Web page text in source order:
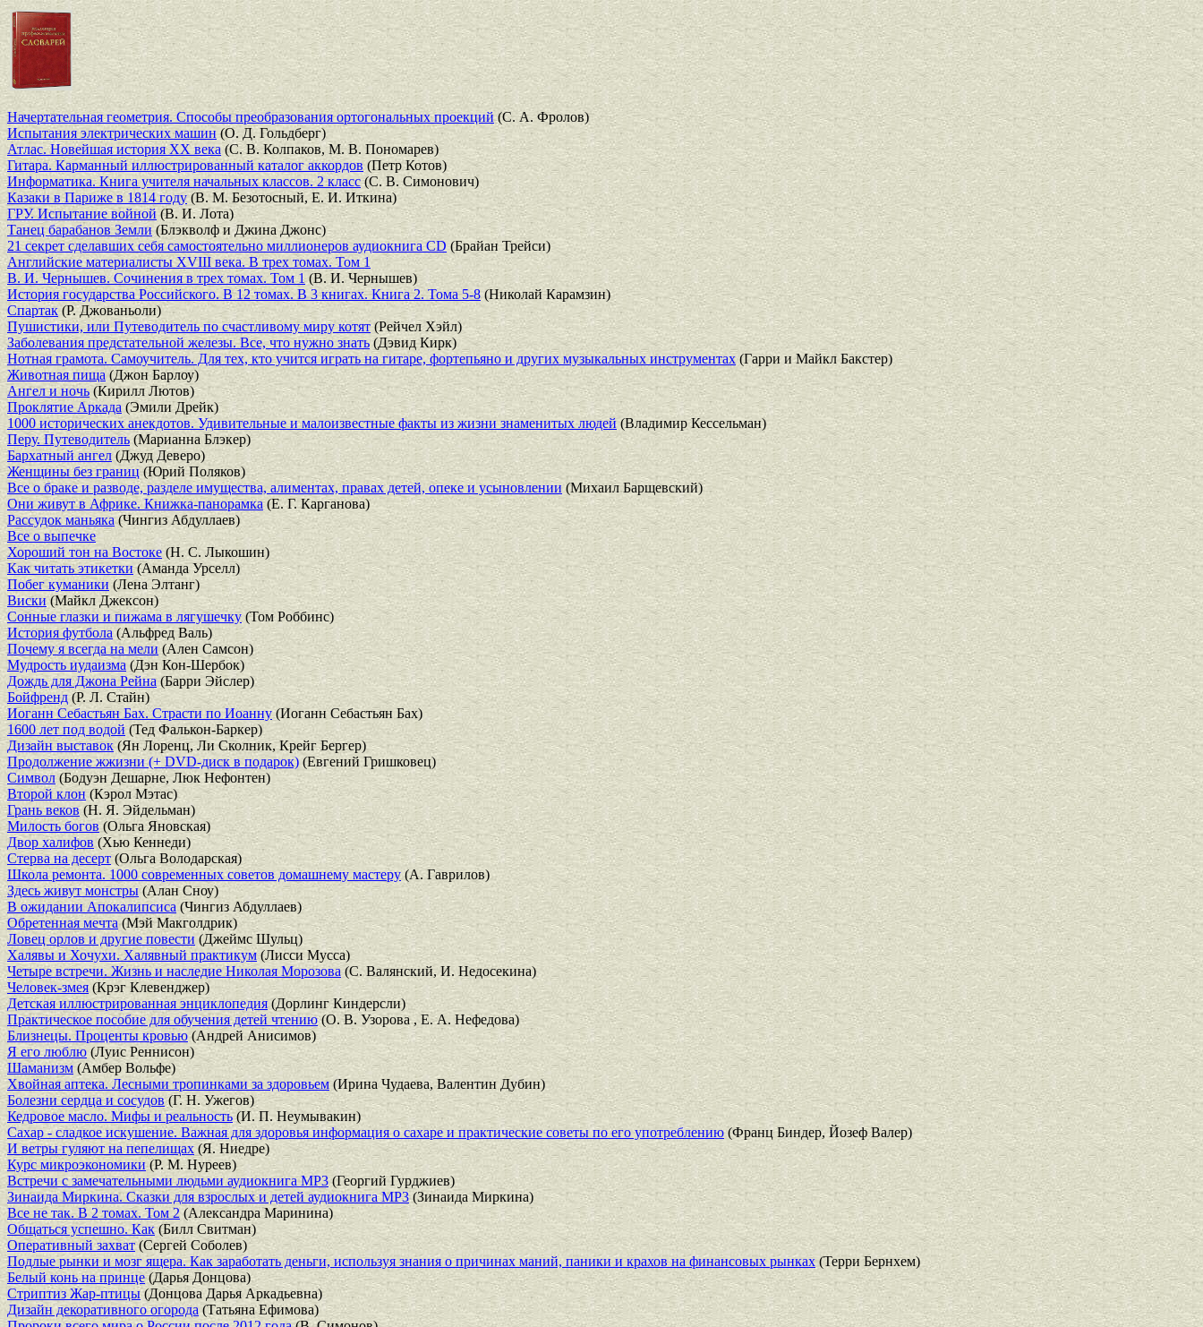
Начертательная геометрия. Способы преобразования ортогональных проекций(С. А. Фролов)
Испытания электрических машин (О. Д. Гольдберг)
Атлас. Новейшая история XX века (С. В. Колпаков, М. В. Пономарев)
Гитара. Карманный иллюстрированный каталог аккордов(Петр Котов)
Информатика. Книга учителя начальных классов. 2 класс(С. В. Симонович)
Казаки в Париже в 1814 году(В. М. Безотосный, Е. И. Иткина)
ГРУ. Испытание войной (В. И. Лота)
Танец барабанов Земли (Блэкволф и Джина Джонс)
21 секрет сделавших себя самостоятельно миллионеров аудиокнига CD (Брайан Трейси)
Английские материалисты XVIII века. В трех томах. Том 1
В. И. Чернышев. Сочинения в трех томах. Том 1 (В. И. Чернышев)
История государства Российского. В 12 томах. В 3 книгах. Книга 2. Тома 5-8(Николай Карамзин)
Спартак (Р. Джованьоли)
Пушистики, или Путеводитель по счастливому миру котят(Рейчел Хэйл)
Заболевания предстательной железы. Все, что нужно знать (Дэвид Кирк)
Нотная грамота. Самоучитель. Для тех, кто учится играть на гитаре, фортепьяно и других музыкальных инструментах (Гарри и Майкл Бакстер)
Животная пища (Джон Барлоу)
Ангел и ночь (Кирилл Лютов)
Проклятие Аркада (Эмили Дрейк)
1000 исторических анекдотов. Удивительные и малоизвестные факты из жизни знаменитых людей (Владимир Кессельман)
Перу. Путеводитель (Марианна Блэкер)
Бархатный ангел(Джуд Деверо)
Женщины без границ (Юрий Поляков)
Все о браке и разводе, разделе имущества, алиментах, правах детей, опеке и усыновлении(Михаил Барщевский)
Они живут в Африке. Книжка-панорамка(Е. Г. Карганова)
Рассудок маньяка(Чингиз Абдуллаев)
Все о выпечке
Хороший тон на Востоке(Н. С. Лыкошин)
Как читать этикетки(Аманда Урселл)
Побег куманики(Лена Элтанг)
Виски(Майкл Джексон)
Сонные глазки и пижама в лягушечку (Том Роббинс)
История футбола(Альфред Валь)
Почему я всегда на мели (Ален Самсон)
Мудрость иудаизма (Дэн Кон-Шербок)
Дождь для Джона Рейна (Барри Эйслер)
Бойфренд(Р. Л. Стайн)
Иоганн Себастьян Бах. Страсти по Иоанну(Иоганн Себастьян Бах)
1600 лет под водой(Тед Фалькон-Баркер)
Дизайн выставок(Ян Лоренц, Ли Сколник, Крейг Бергер)
Продолжение жжизни (+ DVD-диск в подарок) (Евгений Гришковец)
Символ(Бодуэн Дешарне, Люк Нефонтен)
Второй клон(Кэрол Мэтас)
Грань веков(Н. Я. Эйдельман)
Милость богов(Ольга Яновская)
Двор халифов (Хью Кеннеди)
Стерва на десерт(Ольга Володарская)
Школа ремонта. 1000 современных советов домашнему мастеру(А. Гаврилов)
Здесь живут монстры (Алан Сноу)
В ожидании Апокалипсиса (Чингиз Абдуллаев)
Обретенная мечта(Мэй Макголдрик)
Ловец орлов и другие повести (Джеймс Шульц)
Халявы и Хочухи. Халявный практикум (Лисси Мусса)
Четыре встречи. Жизнь и наследие Николая Морозова (С. Валянский, И. Недосекина)
Человек-змея (Крэг Клевенджер)
Детская иллюстрированная энциклопедия(Дорлинг Киндерсли)
Практическое пособие для обучения детей чтению(О. В. Узорова , Е. А. Нефедова)
Близнецы. Проценты кровью(Андрей Анисимов)
Я его люблю (Луис Реннисон)
Шаманизм (Амбер Вольфе)
Хвойная аптека. Лесными тропинками за здоровьем (Ирина Чудаева, Валентин Дубин)
Болезни сердца и сосудов(Г. Н. Ужегов)
Кедровое масло. Мифы и реальность(И. П. Неумывакин)
Сахар - сладкое искушение. Важная для здоровья информация о сахаре и практические советы по его употреблению (Франц Биндер, Йозеф Валер)
И ветры гуляют на пепелищах (Я. Ниедре)
Курс микроэкономики(Р. М. Нуреев)
Встречи с замечательными людьми аудиокнига MP3(Георгий Гурджиев)
Зинаида Миркина. Сказки для взрослых и детей аудиокнига MP3(Зинаида Миркина)
Все не так. В 2 томах. Том 2(Александра Маринина)
Общаться успешно. Как (Билл Свитман)
Оперативный захват(Сергей Соболев)
Подлые рынки и мозг ящера. Как заработать деньги, используя знания о причинах маний, паники и крахов на финансовых рынках(Терри Бернхем)
Белый конь на принце(Дарья Донцова)
Стриптиз Жар-птицы(Донцова Дарья Аркадьевна)
Дизайн декоративного огорода(Татьяна Ефимова)